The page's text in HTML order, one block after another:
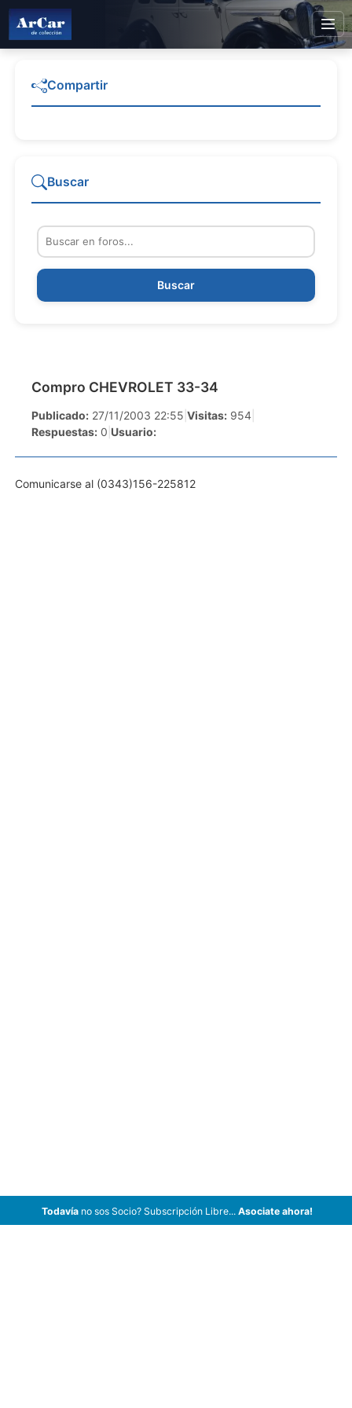
Compro CHEVROLET 33-34
Publicado: 27/11/2003 22:55 Visitas: 954
Respuestas: 0 Usuario:
Comunicarse al (0343)156-225812
Compartir
Buscar
Buscar
Todavíano sos Socio? Subscripción Libre... Asociate ahora!